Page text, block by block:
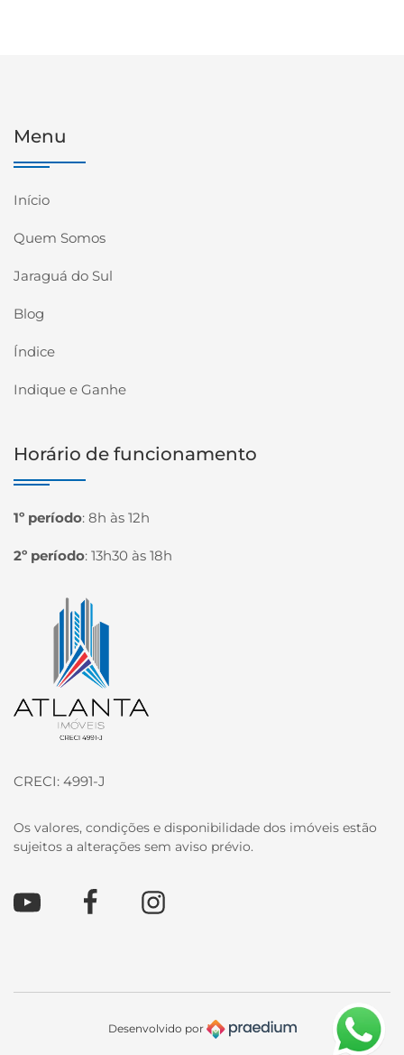
Menu
Início
Quem Somos
Jaraguá do Sul
Blog
Índice
Indique e Ganhe
Horário de funcionamento
1º período: 8h às 12h
2º período: 13h30 às 18h
Página inicial
CRECI: 4991-J
Os valores, condições e disponibilidade dos imóveis estão
sujeitos a alterações sem aviso prévio.
Youtube FacebookInstagram
Desenvolvido por